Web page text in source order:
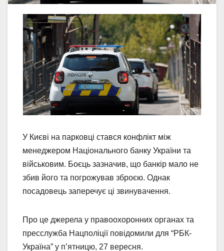
У Києві на парковці стався конфлікт між
менеджером Національного банку України та
військовим. Боєць зазначив, що банкір мало не
збив його та погрожував зброєю. Однак
посадовець заперечує ці звинувачення.
Про це джерела у правоохоронних органах та
пресслужба Нацполіції повідомили для “РБК-
Україна” у п’ятницю, 27 вересня.